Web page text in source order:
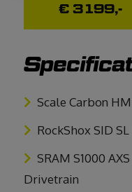
€ 3199,-
Scale Carbon
RockShox SID
SRAM S1000
Drivetrain